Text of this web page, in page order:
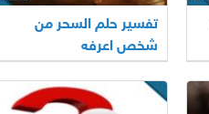
تفسير حلم السحر من
شخص اعرفه